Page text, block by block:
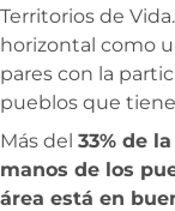
Territorios de
horizontal como
pares con la
pueblos que
Más del 33% de
manos de los
área está en